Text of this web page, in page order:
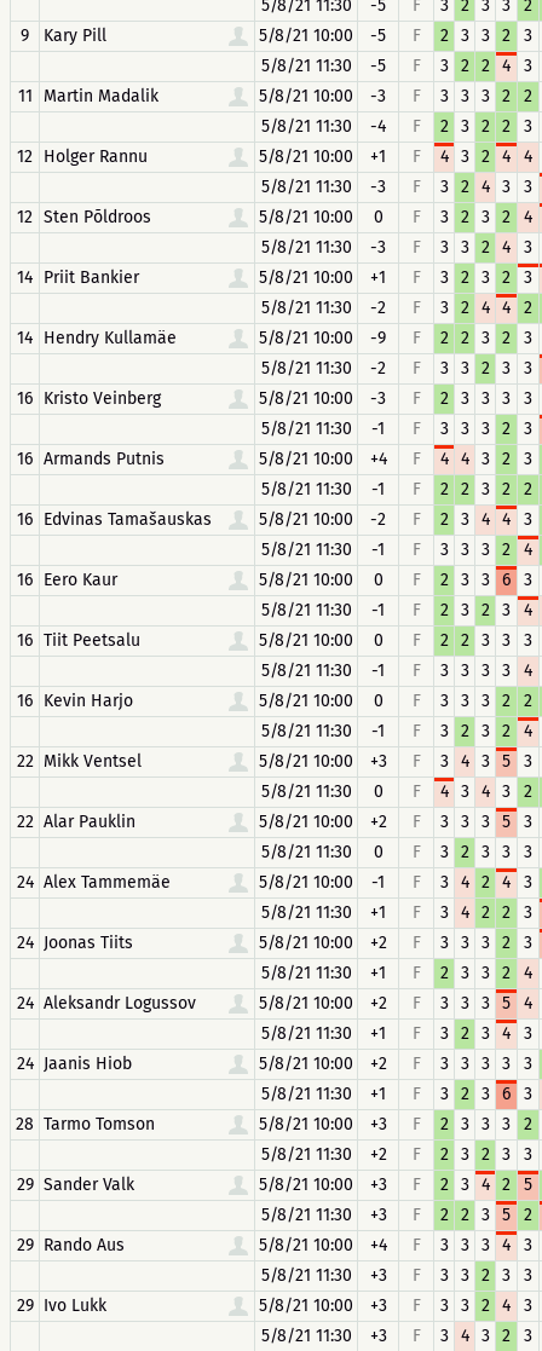
5/8/21 11:30
-5 F 3 2 3 3
2
9
Kary Pill 5/8/21 10:00 -5 F 2 3 3 2
3
5/8/21 11:30
-5 F 3 2 2 4
3
11
Martin Madalik 5/8/21 10:00 -3 F 3 3 3 2
2
5/8/21 11:30
-4 F 2 3 2 2
3
12 Holger Rannu 5/8/21 10:00 +1 F 4 3 2 4
4
5/8/21 11:30
-3 F 3 2 4 3
3
12 Sten Põldroos 5/8/21 10:00 0 F 3 2 3 2
4
5/8/21 11:30
-3 F 3 3 2 4
3
14 Priit Bankier 5/8/21 10:00 +1 F 3 2 3 2
3
5/8/21 11:30
-2 F 3 2 4 4
2
14 Hendry Kullamäe 5/8/21 10:00 -9 F 2 2 3 2
3
5/8/21 11:30
-2 F 3 3 2 3
3
16 Kristo Veinberg 5/8/21 10:00 -3 F 2 3 3 3
3
5/8/21 11:30
-1 F 3 3 3 2
3
16 Armands Putnis 5/8/21 10:00 +4 F 4 4 3 2
3
5/8/21 11:30
-1 F 2 2 3 2
2
16 Edvinas Tamašauskas 5/8/21 10:00 -2 F 2 3 4 4
3
5/8/21 11:30
-1 F 3 3 3 2
4
16 Eero Kaur 5/8/21 10:00 0 F 2 3 3 6
3
5/8/21 11:30
-1 F 2 3 2 3
4
16 Tiit Peetsalu 5/8/21 10:00 0 F 2 2 3 3
3
5/8/21 11:30
-1 F 3 3 3 3
4
16 Kevin Harjo 5/8/21 10:00 0 F 3 3 3 2
2
5/8/21 11:30
-1 F 3 2 3 2
4
22 Mikk Ventsel 5/8/21 10:00 +3 F 3 4 3 5
3
5/8/21 11:30
0 F 4 3 4 3
2
22 Alar Pauklin 5/8/21 10:00 +2 F 3 3 3 5
3
5/8/21 11:30
0 F 3 2 3 3
3
24 Alex Tammemäe 5/8/21 10:00 -1 F 3 4 2 4
3
5/8/21 11:30
+1 F 3 4 2 2
3
24 Joonas Tiits 5/8/21 10:00 +2 F 3 3 3 2
3
5/8/21 11:30
+1 F 2 3 3 2
4
24 Aleksandr Logussov 5/8/21 10:00 +2 F 3 3 3 5
4
5/8/21 11:30
+1 F 3 2 3 4
3
24 Jaanis Hiob 5/8/21 10:00 +2 F 3 3 3 3
3
5/8/21 11:30
+1 F 3 2 3 6
3
28 Tarmo Tomson 5/8/21 10:00 +3 F 2 3 3 3
2
5/8/21 11:30
+2 F 2 3 2 3
3
29 Sander Valk 5/8/21 10:00 +3 F 2 3 4 2
5
5/8/21 11:30
+3 F 2 2 3 5
2
29 Rando Aus 5/8/21 10:00 +4 F 3 3 3 4
3
5/8/21 11:30
+3 F 3 3 2 3
3
29 Ivo Lukk 5/8/21 10:00 +3 F 3 3 2 4
3
5/8/21 11:30
+3 F 3 4 3 2 3